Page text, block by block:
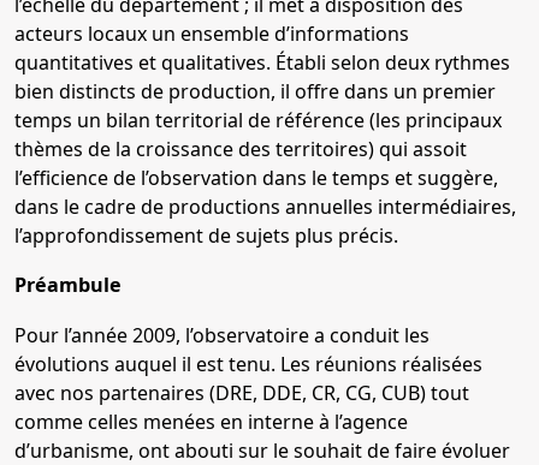
acteurs locaux un ensemble d’informations
quantitatives et qualitatives. Établi selon deux rythmes
bien distincts de production, il offre dans un premier
temps un bilan territorial de référence (les principaux
thèmes de la croissance des territoires) qui assoit
l’efficience de l’observation dans le temps et suggère,
dans le cadre de productions annuelles intermédiaires,
l’approfondissement de sujets plus précis.
Préambule
Pour l’année 2009, l’observatoire a conduit les
évolutions auquel il est tenu. Les réunions réalisées
avec nos partenaires (DRE, DDE, CR, CG, CUB) tout
comme celles menées en interne à l’agence
d’urbanisme, ont abouti sur le souhait de faire évoluer